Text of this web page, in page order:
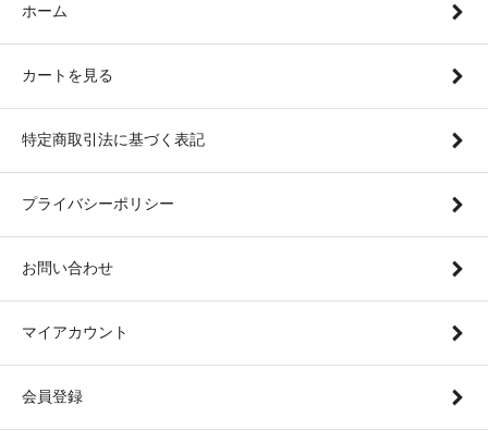
ホーム
カートを見る
特定商取引法に基づく表記
プライバシーポリシー
お問い合わせ
マイアカウント
会員登録